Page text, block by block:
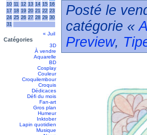
10 11 12 13 14 15 16
17 18 19 20 21 22 23
24 25 26 27 28 29 30
31
« Juil
Catégories
3D
À vendre
Aquarelle
BD
Cosplay
Couleur
Croquilembour
Croquis
Dédicaces
Défi du mois
Fan-art
Gros plan
Humeur
Inktober
Lapin quotidien
Musique
Posté le
catégorie «
Preview,